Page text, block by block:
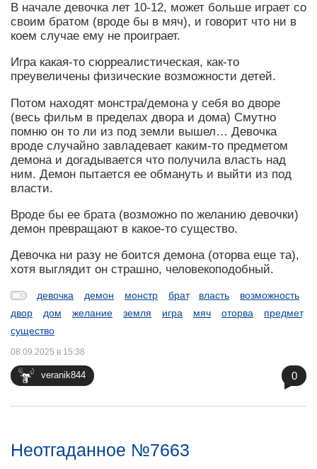
В начале девочка лет 10-12, может больше играет со
своим братом (вроде бы в мяч), и говорит что ни в
коем случае ему не проиграет.
Игра какая-то сюрреалистическая, как-то
преувеличены физические возможности детей.
Потом находят монстра/демона у себя во дворе
(весь фильм в пределах двора и дома) Смутно
помню он то ли из под земли вышел… Девочка
вроде случайно завладевает каким-то предметом
демона и догадывается что получила власть над
ним. Демон пытается ее обмануть и выйти из под
власти.
Вроде бы ее брата (возможно по желанию девочки)
демон превращают в какое-то существо.
Девочка ни разу не боится демона (оторва еще та),
хотя выглядит он страшно, человекоподобный.
девочка демон монстр брат власть
возможность
двор
дом желание земля игра мяч оторва
предмет
существо
veranik844
08.09.2025 в 15:38
0
Неотгаданное №7663